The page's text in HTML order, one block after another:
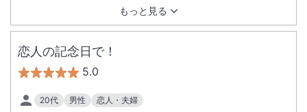
もっと見る
恋人の記念日で！
5.0
20代 男性
恋人・夫婦